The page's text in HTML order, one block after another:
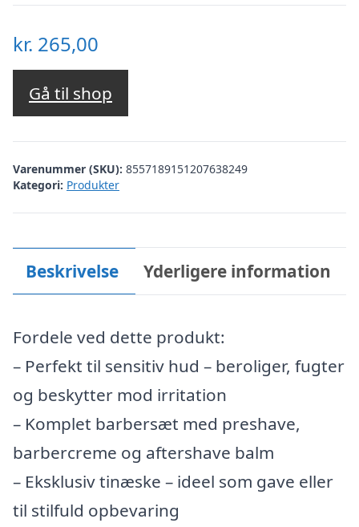
kr. 265,00
Gå til shop
Varenummer (SKU): 8557189151207638249
Kategori: Produkter
Beskrivelse Yderligere information
Fordele ved dette produkt:
– Perfekt til sensitiv hud – beroliger, fugter
og beskytter mod irritation
– Komplet barbersæt med preshave,
barbercreme og aftershave balm
– Eksklusiv tinæske – ideel som gave eller
til stilfuld opbevaring